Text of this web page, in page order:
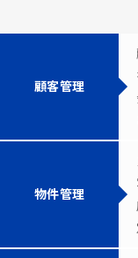
顧客管理
物件管理